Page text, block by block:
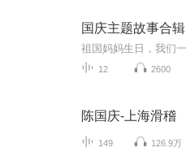
国庆主题故事合辑
12 2600
陈国庆-上海滑稽
149 126.9万